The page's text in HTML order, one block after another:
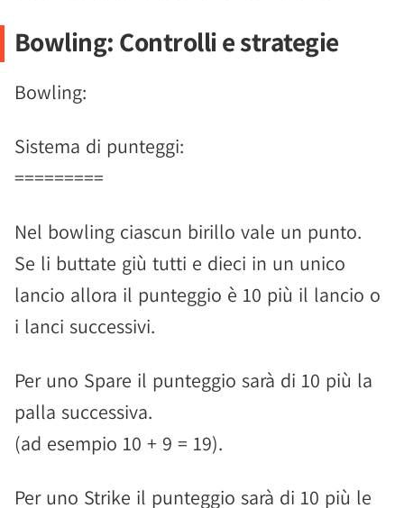
Bowling: Controlli e strategie
Bowling:
Sistema di punteggi:
=========
Nel bowling ciascun birillo vale un punto.
Se li buttate giù tutti e dieci in un unico
lancio allora il punteggio è 10 più il lancio o
i lanci successivi.
Per uno Spare il punteggio sarà di 10 più la
palla successiva.
(ad esempio 10 + 9 = 19).
Per uno Strike il punteggio sarà di 10 più le